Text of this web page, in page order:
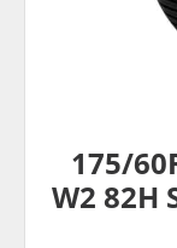
175/
W2 82H